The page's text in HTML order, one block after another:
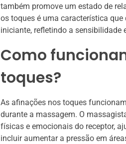
também promove um estado de
os toques é uma característica
iniciante, refletindo a sensibilidade
Como
toques?
As afinações nos toques
durante a massagem. O
físicas e emocionais do receptor,
incluir aumentar a pressão em